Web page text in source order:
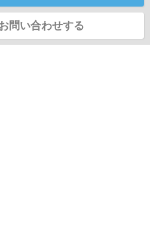
問い合わせする